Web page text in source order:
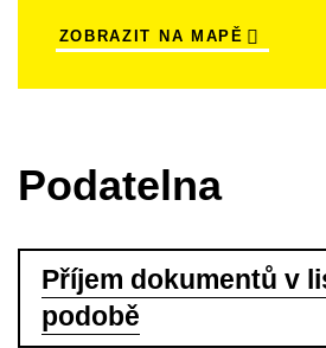
ZOBRAZIT NA MAPĚ
Podatelna
Příjem dokumentů v
podobě